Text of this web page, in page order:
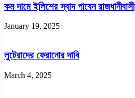
কম দামে ইলিশের স্বাদ পাবেন রাজধানীবাসী
January 19, 2025
লুটেরাদের ফেরানোর দাবি
March 4, 2025